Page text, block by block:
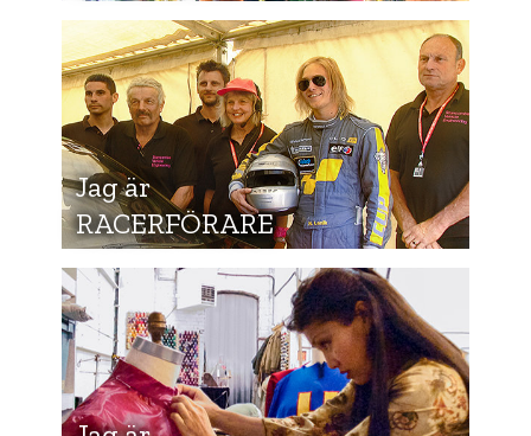
Jag är
RACERFÖRARE